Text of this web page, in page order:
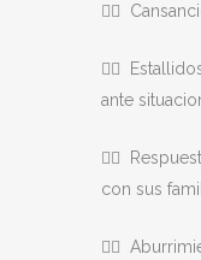
👉🏻
👉🏻
ante
👉🏻
con sus
👉🏻